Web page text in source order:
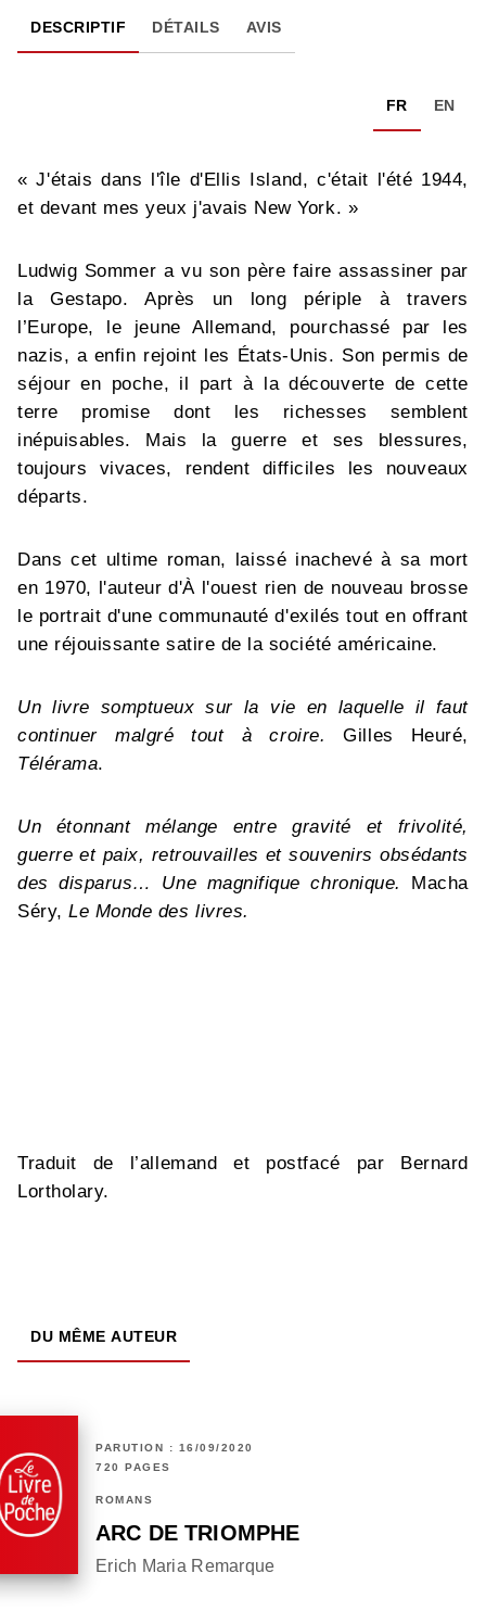
DESCRIPTIF DÉTAILS AVIS
FR EN
« J'étais dans l'île d'Ellis Island, c'était l'été 1944,
et devant mes yeux j'avais New York. »
Ludwig Sommer a vu son père faire assassiner par
la Gestapo. Après un long périple à travers
l’Europe, le jeune Allemand, pourchassé par les
nazis, a enfin rejoint les États-Unis. Son permis de
séjour en poche, il part à la découverte de cette
terre promise dont les richesses semblent
inépuisables. Mais la guerre et ses blessures,
toujours vivaces, rendent difficiles les nouveaux
départs.
Dans cet ultime roman, laissé inachevé à sa mort
en 1970, l'auteur d'À l'ouest rien de nouveau brosse
le portrait d'une communauté d'exilés tout en offrant
une réjouissante satire de la société américaine.
Un livre somptueux sur la vie en laquelle il faut
continuer malgré tout à croire.Gilles Heuré,
Télérama.
Un étonnant mélange entre gravité et frivolité,
guerre et paix, retrouvailles et souvenirs obsédants
des disparus… Une magnifique chronique.
Macha
Séry,Le Monde des livres.
Traduit de l’allemand et postfacé par Bernard
Lortholary.
DU MÊME AUTEUR
PARUTION : 16/09/2020
720 PAGES
ROMANS
ARC DE TRIOMPHE
Erich Maria Remarque